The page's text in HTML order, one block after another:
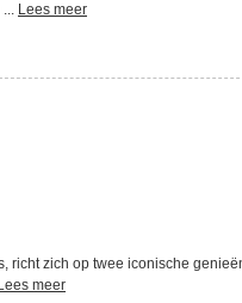
Lees meer
richt zich op twee iconische
Lees meer